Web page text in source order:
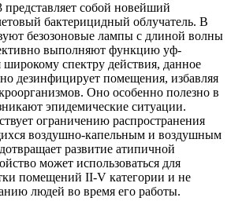
представляет собой новейший
бактерицидный облучатель. В
безозоновые лампы с длиной волны
выполняют функцию уф-
широкому спектру действия, данное
дезинфицирует помещения, избавляя
Оно особенно полезно в
эпидемические ситуации.
ограничению распространения
воздушно-капельным и воздушным
развитие атипичной
может использоваться для
помещений II-V категории и не
людей во время его работы.